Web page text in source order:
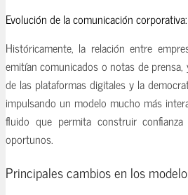
Evolución de la comunicación
Históricamente, la relación entre
emitían comunicados o notas de
de las plataformas digitales y la
impulsando un modelo mucho más
fluido que permita construir
oportunos.
Principales cambios en los